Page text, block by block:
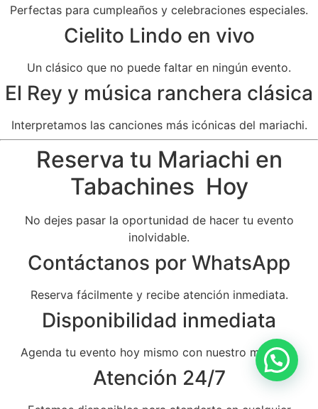
Perfectas para cumpleaños y celebraciones especiales.
Cielito Lindo en vivo
Un clásico que no puede faltar en ningún evento.
El Rey y música ranchera clásica
Interpretamos las canciones más icónicas del mariachi.
Reserva tu Mariachi en
Tabachines Hoy
No dejes pasar la oportunidad de hacer tu evento
inolvidable.
Contáctanos por WhatsApp
Reserva fácilmente y recibe atención inmediata.
Disponibilidad inmediata
Agenda tu evento hoy mismo con nuestro mariachi.
Atención 24/7